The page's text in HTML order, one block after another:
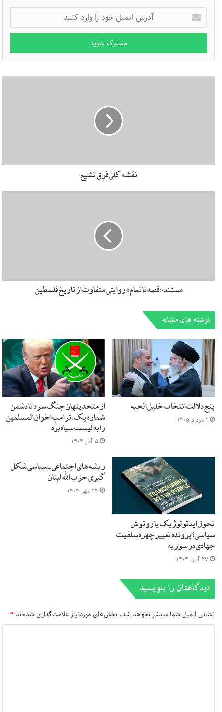
آدرس
ایمیل
خود
وارد
کنید
نقشه کلی فرق تشیع
مستند «قصه ناتمام» روایتی متفاوت از تاریخ فلسطین
نوشته های مشابه
پنج دلالت انتخاب خلیل الحیه
۱ مرداد ۱۴۰۵
از متحد پنهان جنگ سرد تا دشمن
شماره یک: ترامپ اخوان المسلمین
را به لیست سیاه برد
۵ آذر ۱۴۰۴
تحول ایدئولوژیک یا روتوش
سیاسی؟ پرونده تغییر چهره سلفیت
جهادی در سوریه
۲۷ آبان ۱۴۰۴
ریشه ‎های اجتماعی ـ سیاسی شکل‌
گیری حزب الله لبنان
۲۴ مهر ۱۴۰۴
دیدگاهتان را بنویسید
نشانی ایمیل شما منتشر نخواهد شد. بخش‌های موردنیاز علامت‌گذاری شده‌اند *